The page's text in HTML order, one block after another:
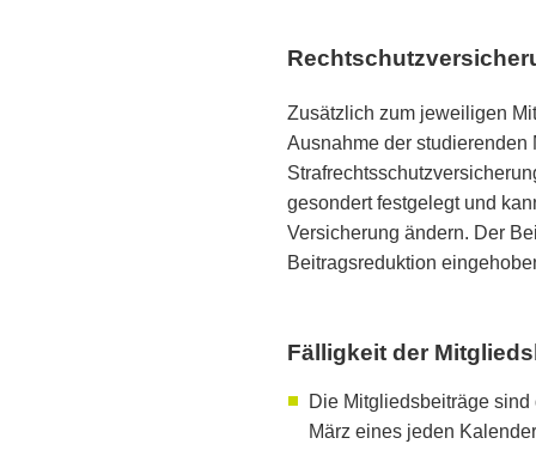
Zusätzlich zum jeweiligen
Ausnahme der studierenden
gesondert festgelegt und
Versicherung ändern. Der
Beitragsreduktion
Fälligkeit der
Die Mitgliedsbeiträge
März eines jeden